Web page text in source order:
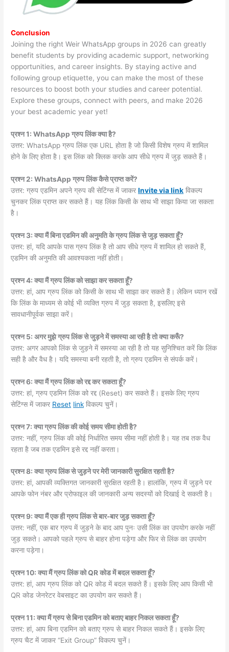
Conclusion
Joining the right Weir WhatsApp groups in 2026 can greatly
benefit students by providing academic support, networking
opportunities, and career insights. By staying active and
following group etiquette, you can make the most of these
resources to boost both your studies and career potential.
Explore these groups, connect with peers, and make 2026
your best academic year yet!
प्रश्न 1: WhatsApp ग्रुप लिंक क्या है?
उत्तर: WhatsApp ग्रुप लिंक एक URL होता है जो किसी विशेष ग्रुप में शामिल
होने के लिए होता है। इस लिंक को क्लिक करके आप सीधे ग्रुप में जुड़ सकते हैं।
प्रश्न 2: WhatsApp ग्रुप लिंक कैसे प्राप्त करें?
उत्तर: ग्रुप एडमिन अपने ग्रुप की सेटिंग्स में जाकरInvite via link विकल्प
चुनकर लिंक प्राप्त कर सकते हैं। यह लिंक किसी के साथ भी साझा किया जा सकता
है।
प्रश्न 3: क्या मैं बिना एडमिन की अनुमति के ग्रुप लिंक से जुड़ सकता हूँ?
उत्तर: हां, यदि आपके पास ग्रुप लिंक है तो आप सीधे ग्रुप में शामिल हो सकते हैं,
एडमिन की अनुमति की आवश्यकता नहीं होती।
प्रश्न 4: क्या मैं ग्रुप लिंक को साझा कर सकता हूँ?
उत्तर: हां, आप ग्रुप लिंक को किसी के साथ भी साझा कर सकते हैं। लेकिन ध्यान रखें
कि लिंक के माध्यम से कोई भी व्यक्ति ग्रुप में जुड़ सकता है, इसलिए इसे
सावधानीपूर्वक साझा करें।
प्रश्न 5: अगर मुझे ग्रुप लिंक से जुड़ने में समस्या आ रही है तो क्या करूँ?
उत्तर: अगर आपको लिंक से जुड़ने में समस्या आ रही है तो यह सुनिश्चित करें कि लिंक
सही है और वैध है। यदि समस्या बनी रहती है, तो ग्रुप एडमिन से संपर्क करें।
प्रश्न 6: क्या मैं ग्रुप लिंक को रद्द कर सकता हूँ?
उत्तर: हां, ग्रुप एडमिन लिंक को रद्द (Reset) कर सकते हैं। इसके लिए ग्रुप
सेटिंग्स में जाकर Reset link विकल्प चुनें।
प्रश्न 7: क्या ग्रुप लिंक की कोई समय सीमा होती है?
उत्तर: नहीं, ग्रुप लिंक की कोई निर्धारित समय सीमा नहीं होती है। यह तब तक वैध
रहता है जब तक एडमिन इसे रद्द नहीं करता।
प्रश्न 8: क्या ग्रुप लिंक से जुड़ने पर मेरी जानकारी सुरक्षित रहती है?
उत्तर: हां, आपकी व्यक्तिगत जानकारी सुरक्षित रहती है। हालांकि, ग्रुप में जुड़ने पर
आपके फोन नंबर और प्रोफाइल की जानकारी अन्य सदस्यों को दिखाई दे सकती है।
प्रश्न 9: क्या मैं एक ही ग्रुप लिंक से बार-बार जुड़ सकता हूँ?
उत्तर: नहीं, एक बार ग्रुप में जुड़ने के बाद आप पुनः उसी लिंक का उपयोग करके नहीं
जुड़ सकते। आपको पहले ग्रुप से बाहर होना पड़ेगा और फिर से लिंक का उपयोग
करना पड़ेगा।
प्रश्न 10: क्या मैं ग्रुप लिंक को QR कोड में बदल सकता हूँ?
उत्तर: हां, आप ग्रुप लिंक को QR कोड में बदल सकते हैं। इसके लिए आप किसी भी
QR कोड जेनरेटर वेबसाइट का उपयोग कर सकते हैं।
प्रश्न 11: क्या मैं ग्रुप से बिना एडमिन को बताए बाहर निकल सकता हूँ?
उत्तर: हां, आप बिना एडमिन को बताए ग्रुप से बाहर निकल सकते हैं। इसके लिए
ग्रुप चैट में जाकर “Exit Group” विकल्प चुनें।